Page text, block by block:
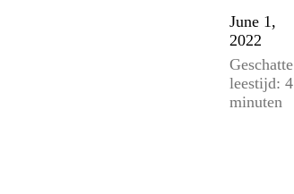
June 1,
2022
Geschatte
leestijd: 4
minuten